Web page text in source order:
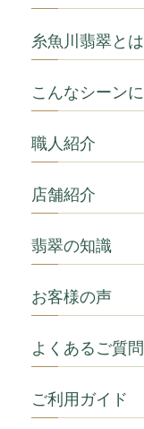
糸魚川翡翠とは
こんなシーンに
職人紹介
店舗紹介
翡翠の知識
お客様の声
よくあるご質問
ご利用ガイド